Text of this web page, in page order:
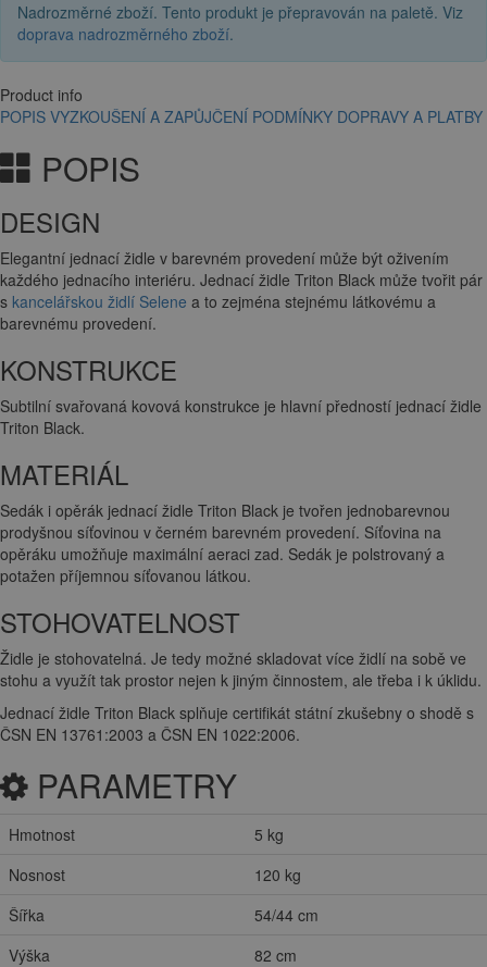
Nadrozměrné zboží. Tento produkt je přepravován na paletě. Viz
doprava nadrozměrného zboží.
Product info
POPIS VYZKOUŠENÍ A ZAPŮJČENÍ PODMÍNKY DOPRAVY A PLATBY
POPIS
DESIGN
Elegantní jednací židle v barevném provedení může být oživením
každého jednacího interiéru. Jednací židle Triton Black může tvořit pár
s kancelářskou židlí Selene a to zejména stejnému látkovému a
barevnému provedení.
KONSTRUKCE
Subtilní svařovaná kovová konstrukce je hlavní předností jednací židle
Triton Black.
MATERIÁL
Sedák i opěrák jednací židle Triton Black je tvořen jednobarevnou
prodyšnou síťovinou v černém barevném provedení. Síťovina na
opěráku umožňuje maximální aeraci zad. Sedák je polstrovaný a
potažen příjemnou síťovanou látkou.
STOHOVATELNOST
Židle je stohovatelná. Je tedy možné skladovat více židlí na sobě ve
stohu a využít tak prostor nejen k jiným činnostem, ale třeba i k úklidu.
Jednací židle Triton Black splňuje certifikát státní zkušebny o shodě s
ČSN EN 13761:2003 a ČSN EN 1022:2006.
PARAMETRY
Hmotnost
5 kg
Nosnost
120 kg
Šířka
54/44 cm
Výška
82 cm